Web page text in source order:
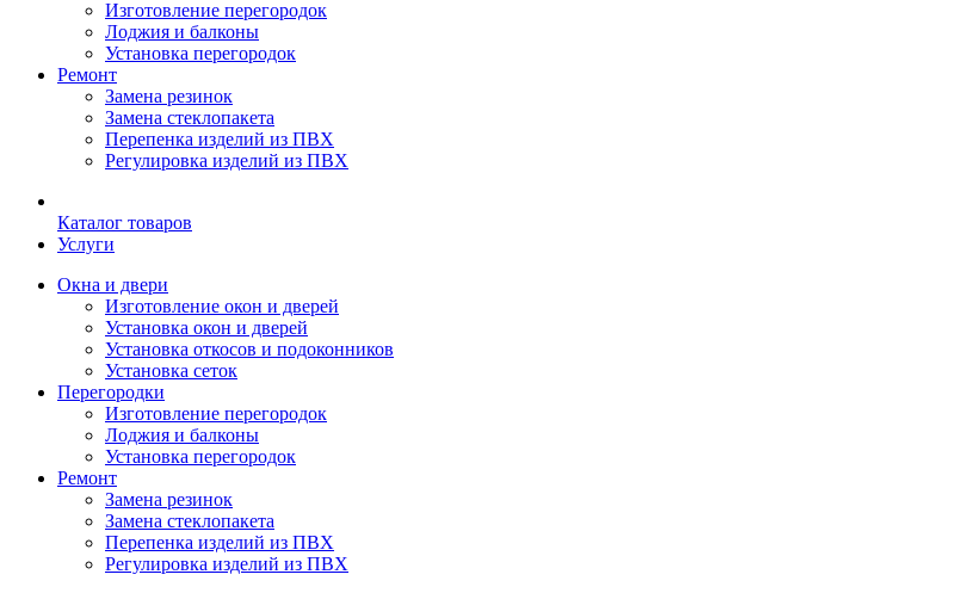
Изготовление перегородок
Лоджия и балконы
Установка перегородок
Ремонт
Замена резинок
Замена стеклопакета
Перепенка изделий из ПВХ
Регулировка изделий из ПВХ
Каталог товаров
Услуги
Окна и двери
Изготовление окон и дверей
Установка окон и дверей
Установка откосов и подоконников
Установка сеток
Перегородки
Изготовление перегородок
Лоджия и балконы
Установка перегородок
Ремонт
Замена резинок
Замена стеклопакета
Перепенка изделий из ПВХ
Регулировка изделий из ПВХ